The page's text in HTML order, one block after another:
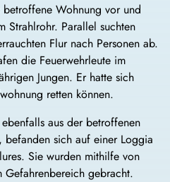
Wohnung vor und
Strahlrohr. Parallel suchten
Flur nach Personen ab.
die Feuerwehrleute im
Jungen. Er hatte sich
retten können.
aus der betroffenen
sich auf einer Loggia
Sie wurden mithilfe von
Gefahrenbereich gebracht.